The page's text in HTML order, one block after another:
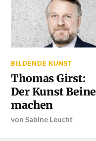
BILDENDE KUNST
Thomas Girst:
Der Kunst Beine
machen
vonSabine Leucht